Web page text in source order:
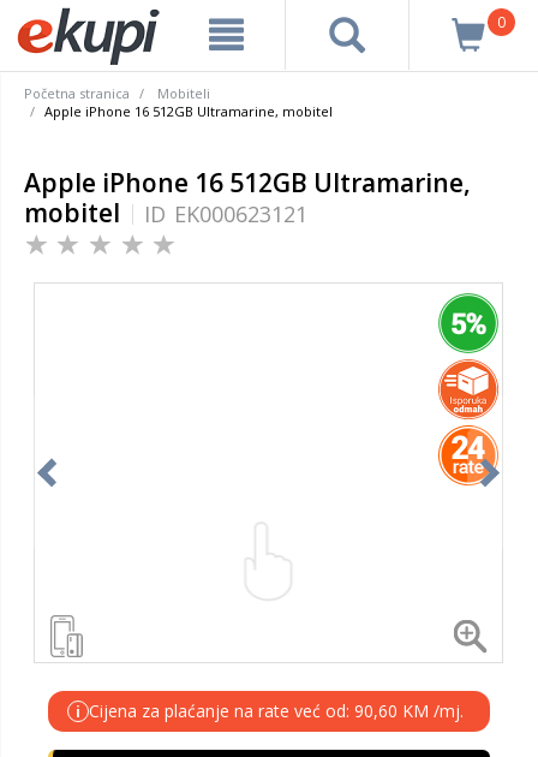
0
Početna stranica
Mobiteli
Apple iPhone 16 512GB Ultramarine, mobitel
Apple iPhone 16 512GB Ultramarine,
mobitel
ID EK000623121
i Cijena za plaćanje na rate već od: 90,60 KM /mj.